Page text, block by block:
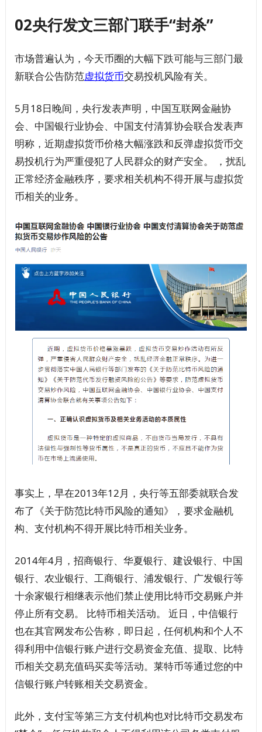
02央行发文三部门联手“封杀”
市场普遍认为，今天币圈的大幅下跌可能与三部门最
新联合公告防范虚拟货币交易投机风险有关。
5月18日晚间，央行发表声明，中国互联网金融协
会、中国银行业协会、中国支付清算协会联合发表声
明称，近期虚拟货币价格大幅涨跌和反弹虚拟货币交
易投机行为严重侵犯了人民群众的财产安全。 ，扰乱
正常经济金融秩序，要求相关机构不得开展与虚拟货
币相关的业务。
事实上，早在2013年12月，央行等五部委就联合发
布了《关于防范比特币风险的通知》，要求金融机
构、支付机构不得开展比特币相关业务。
2014年4月，招商银行、华夏银行、建设银行、中国
银行、农业银行、工商银行、浦发银行、广发银行等
十余家银行相继表示他们禁止使用比特币交易账户并
停止所有交易。 比特币相关活动。 近日，中信银行
也在其官网发布公告称，即日起，任何机构和个人不
得利用中信银行账户进行交易资金充值、提取、比特
币相关交易充值码买卖等活动。莱特币等通过您的中
信银行账户转账相关交易资金。
此外，支付宝等第三方支付机构也对比特币交易发布